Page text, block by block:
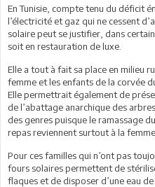
En Tunisie, compte tenu du déficit
l’électricité et gaz qui ne cessent
solaire peut se justifier, dans
soit en restauration de luxe.
Elle a tout à fait sa place en milieu
femme et les enfants de la corvée
Elle permettrait également de
de l’abattage anarchique des
des genres puisque le ramassage
repas reviennent surtout à la femme.
Pour ces familles qui n’ont pas
fours solaires permettent de
flaques et de disposer d’une eau